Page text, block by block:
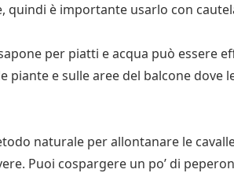
quindi è importante usarlo con
per piatti e acqua può essere
piante e sulle aree del balcone dove
naturale per allontanare le
Puoi cospargere un po’ di